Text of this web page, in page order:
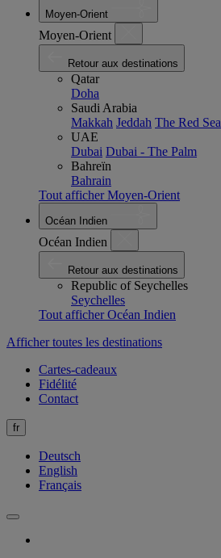
Moyen-Orient
Moyen-Orient
Retour aux destinations
Qatar
Doha
Saudi Arabia
Makkah Jeddah The Red Sea
UAE
Dubai Dubai - The Palm
Bahreïn
Bahrain
Tout afficher Moyen-Orient
Océan Indien
Océan Indien
Retour aux destinations
Republic of Seychelles
Seychelles
Tout afficher Océan Indien
Afficher toutes les destinations
Cartes-cadeaux
Fidélité
Contact
fr
Deutsch
English
Français